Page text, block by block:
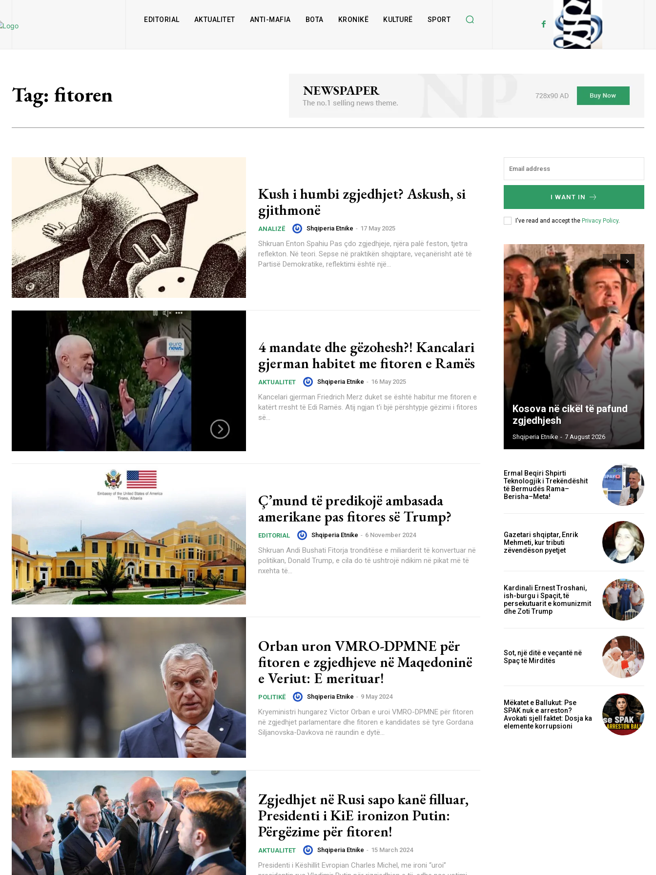
EDITORIAL AKTUALITET ANTI-MAFIA BOTA KRONIKË KULTURË SPORT
Tag: fitoren
Kush i humbi zgjedhjet? Askush, si
gjithmonë
ANALIZË Shqiperia Etnike - 17 May 2025
Shkruan Enton Spahiu Pas çdo zgjedhjeje, njëra palë feston, tjetra
reflekton. Në teori. Sepse në praktikën shqiptare, veçanërisht atë të
Partisë Demokratike, reflektimi është një...
4 mandate dhe gëzohesh?! Kancalari
gjerman habitet me fitoren e Ramës
AKTUALITET Shqiperia Etnike - 16 May 2025
Kancelari gjerman Friedrich Merz duket se është habitur me fitoren e
katërt rresht të Edi Ramës. Atij ngjan t'i bjë përshtypje gëzimi i fitores
së...
Ç’mund të predikojë ambasada
amerikane pas fitores së Trump?
EDITORIAL Shqiperia Etnike - 6 November 2024
Shkruan Andi Bushati Fitorja tronditëse e miliarderit të konvertuar në
politikan, Donald Trump, e cila do të ushtrojë ndikim në pikat më të
nxehta të...
Orban uron VMRO-DPMNE për
fitoren e zgjedhjeve në Maqedoninë
e Veriut: E merituar!
POLITIKË Shqiperia Etnike - 9 May 2024
Kryeministri hungarez Victor Orban e uroi VMRO-DPMNE për fitoren
në zgjedhjet parlamentare dhe fitoren e kandidates së tyre Gordana
Siljanovska-Davkova në raundin e dytë...
Zgjedhjet në Rusi sapo kanë filluar,
Presidenti i KiE ironizon Putin:
Përgëzime për fitoren!
AKTUALITET Shqiperia Etnike - 15 March 2024
Presidenti i Këshillit Evropian Charles Michel, me ironi “uroi”
I WANT IN
I've read and accept the Privacy Policy.
Kosova në cikël të pafund
zgjedhjesh
Shqiperia Etnike - 7 August 2026
Ermal Beqiri Shpirti
Teknologjik i Trekëndëshit
të Bermudës Rama–
Berisha–Meta!
Gazetari shqiptar, Enrik
Mehmeti, kur tributi
zëvendëson pyetjet
Kardinali Ernest Troshani,
ish-burgu i Spaçit, të
persekutuarit e komunizmit
dhe Zoti Trump
Sot, një ditë e veçantë në
Spaç të Mirditës
Mëkatet e Ballukut: Pse
SPAK nuk e arreston?
Avokati sjell faktet: Dosja ka
elemente korrupsioni